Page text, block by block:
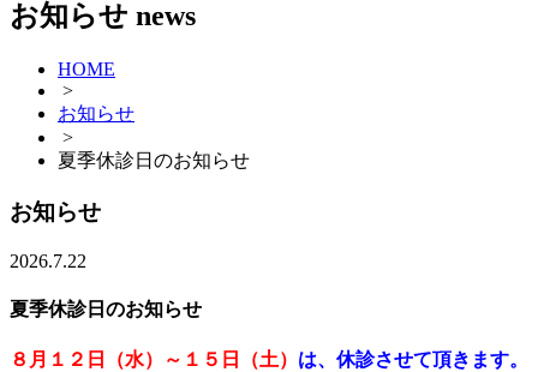
お知らせ news
HOME
>
お知らせ
>
夏季休診日のお知らせ
お知らせ
2026.7.22
夏季休診日のお知らせ
８月１２日（水）～１５日（土） は、休診させて頂きます。